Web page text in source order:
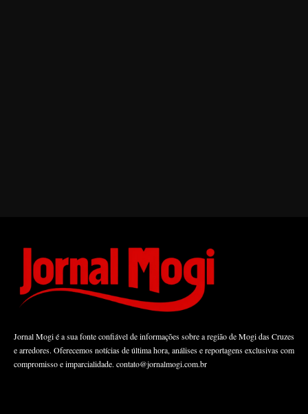
Jornal Mogi é a sua fonte confiável de informações sobre a região de Mogi das Cruzes
e arredores. Oferecemos notícias de última hora, análises e reportagens exclusivas com
compromisso e imparcialidade. contato@jornalmogi.com.br